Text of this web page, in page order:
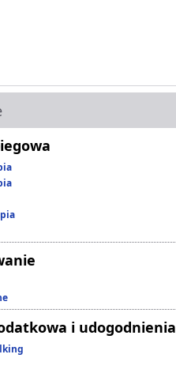
i udogodnienia